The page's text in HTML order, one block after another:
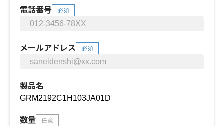
電話番号 必須
メールアドレス 必須
製品名
数量 任意